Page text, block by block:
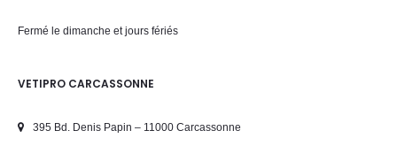
Fermé le dimanche et jours fériés
VETIPRO CARCASSONNE
395 Bd. Denis Papin – 11000 Carcassonne